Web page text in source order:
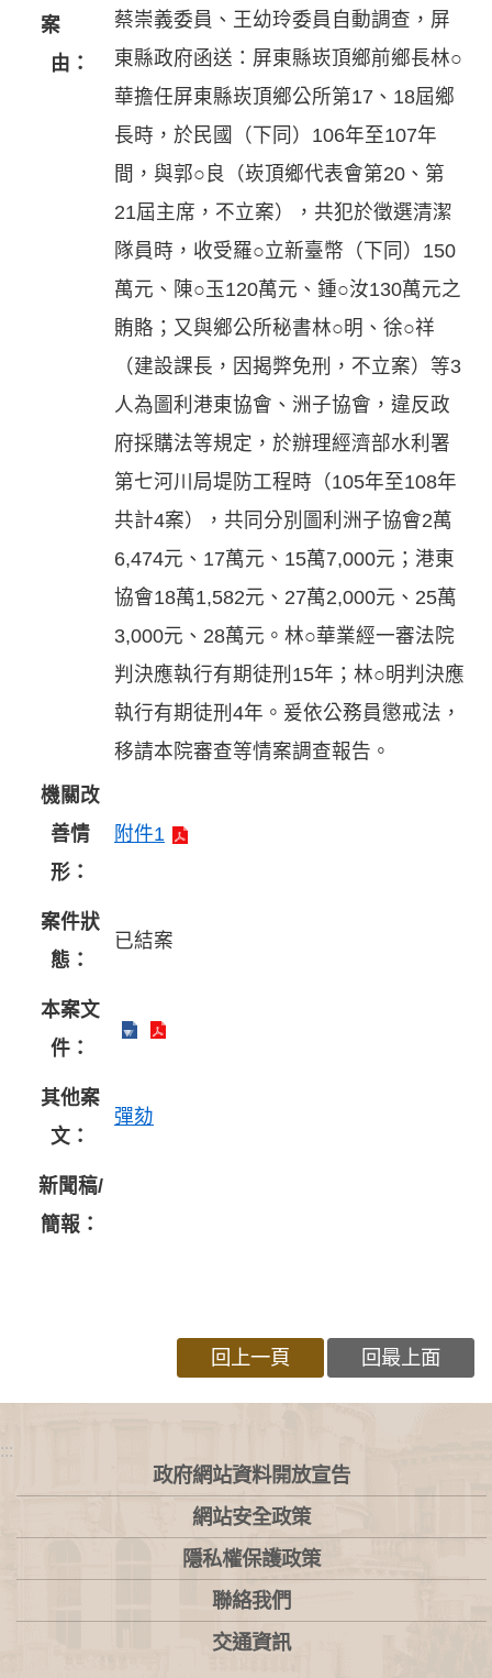
案
由：
蔡崇義委員、王幼玲委員自動調查，屏
東縣政府函送：屏東縣崁頂鄉前鄉長林○
華擔任屏東縣崁頂鄉公所第17、18屆鄉
長時，於民國（下同）106年至107年
間，與郭○良（崁頂鄉代表會第20、第
21屆主席，不立案），共犯於徵選清潔
隊員時，收受羅○立新臺幣（下同）150
萬元、陳○玉120萬元、鍾○汝130萬元之
賄賂；又與鄉公所秘書林○明、徐○祥
（建設課長，因揭弊免刑，不立案）等3
人為圖利港東協會、洲子協會，違反政
府採購法等規定，於辦理經濟部水利署
第七河川局堤防工程時（105年至108年
共計4案），共同分別圖利洲子協會2萬
6,474元、17萬元、15萬7,000元；港東
協會18萬1,582元、27萬2,000元、25萬
3,000元、28萬元。林○華業經一審法院
判決應執行有期徒刑15年；林○明判決應
執行有期徒刑4年。爰依公務員懲戒法，
移請本院審查等情案調查報告。
機關改
善情
形：
附件1
案件狀
態：
已結案
本案文
件：
其他案
文：
彈劾
新聞稿/
簡報：
回上一頁 回最上面
:::
政府網站資料開放宣告
網站安全政策
隱私權保護政策
聯絡我們
交通資訊